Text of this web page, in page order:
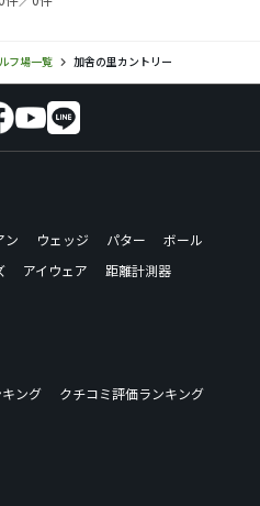
フ場一覧 加舎の里カントリー
ン ウェッジ パター
ボール
アイウェア
距離計測器
ング
クチコミ評価ランキング